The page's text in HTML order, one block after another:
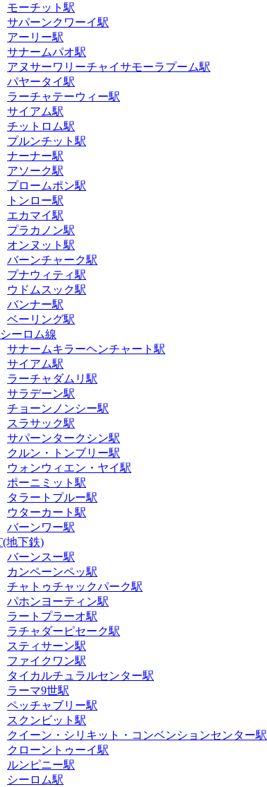
モーチット駅
サパーンクワーイ駅
アーリー駅
サナームパオ駅
アヌサーワリーチャイサモーラプーム駅
パヤータイ駅
ラーチャテーウィー駅
サイアム駅
チットロム駅
プルンチット駅
ナーナー駅
アソーク駅
プロームポン駅
トンロー駅
エカマイ駅
プラカノン駅
オンヌット駅
バーンチャーク駅
プナウィティ駅
ウドムスック駅
バンナー駅
ベーリング駅
ーロム線
サナームキラーヘンチャート駅
サイアム駅
ラーチャダムリ駅
サラデーン駅
チョーンノンシー駅
スラサック駅
サパーンタークシン駅
クルン・トンブリー駅
ウォンウィエン・ヤイ駅
ポーニミット駅
タラートプルー駅
ウターカート駅
バーンワー駅
地下鉄)
バーンスー駅
カンペーンペッ駅
チャトゥチャックパーク駅
パホンヨーティン駅
ラートプラーオ駅
ラチャダーピセーク駅
スティサーン駅
ファイクワン駅
タイカルチュラルセンター駅
ラーマ9世駅
ペッチャブリー駅
スクンビット駅
クイーン・シリキット・コンベンションセンター駅
クローントゥーイ駅
ルンピニー駅
シーロム駅